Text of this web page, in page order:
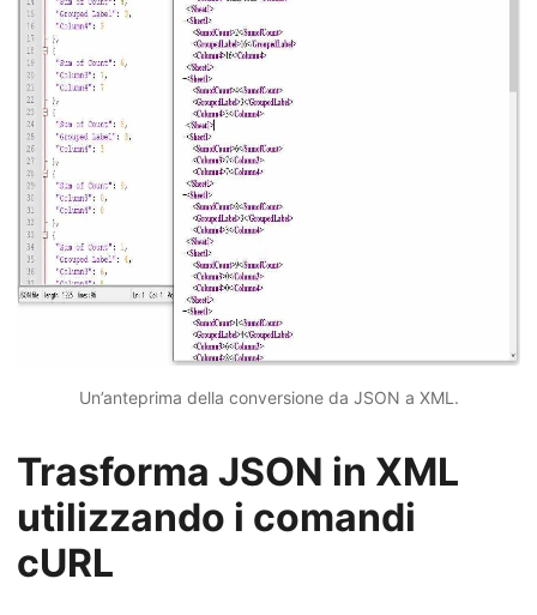
Un’anteprima della conversione da JSON a XML.
Trasforma JSON in XML
utilizzando i comandi
cURL